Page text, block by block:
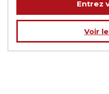
Entrez
Voir